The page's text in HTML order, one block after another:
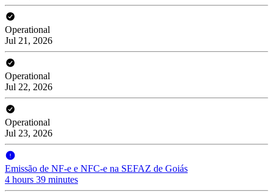
Operational
Jul 21, 2026
Operational
Jul 22, 2026
Operational
Jul 23, 2026
Emissão de NF-e e NFC-e na SEFAZ de Goiás
4 hours 39 minutes